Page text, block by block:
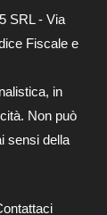
SRL - Via
Fiscale e
in
Non può
sensi della